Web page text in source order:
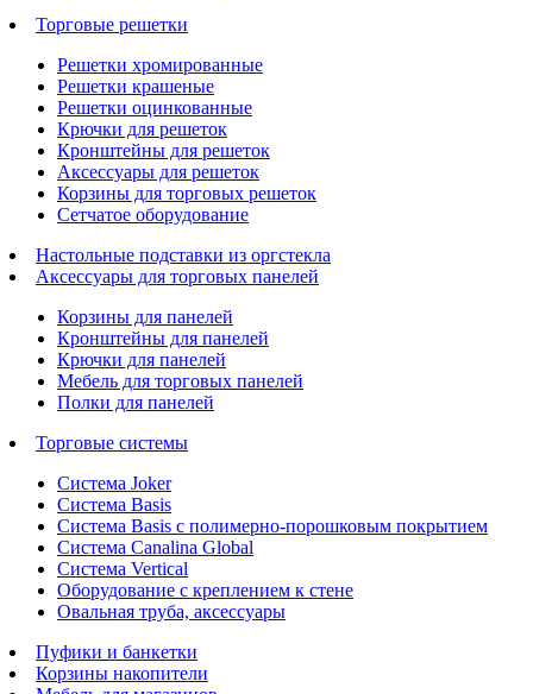
Торговые решетки
Решетки хромированные
Решетки крашеные
Решетки оцинкованные
Крючки для решеток
Кронштейны для решеток
Аксессуары для решеток
Корзины для торговых решеток
Сетчатое оборудование
Настольные подставки из оргстекла
Аксессуары для торговых панелей
Корзины для панелей
Кронштейны для панелей
Крючки для панелей
Мебель для торговых панелей
Полки для панелей
Торговые системы
Система Joker
Система Basis
Система Basis с полимерно-порошковым покрытием
Система Canalina Global
Система Vertical
Оборудование с креплением к стене
Овальная труба, аксессуары
Пуфики и банкетки
Корзины накопители